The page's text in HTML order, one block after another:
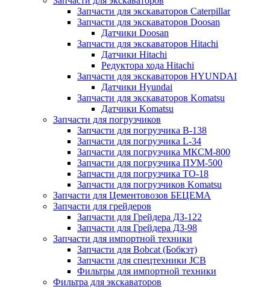
Запчасти для экскаваторов Caterpillar
Запчасти для экскаваторов Doosan
Датчики Doosan
Запчасти для экскаваторов Hitachi
Датчики Hitachi
Редуктора хода Hitachi
Запчасти для экскаваторов HYUNDAI
Датчики Hyundai
Запчасти для экскаваторов Komatsu
Датчики Komatsu
Запчасти для погрузчиков
Запчасти для погрузчика B-138
Запчасти для погрузчика L-34
Запчасти для погрузчика МКСМ-800
Запчасти для погрузчика ПУМ-500
Запчасти для погрузчика ТО-18
Запчасти для погрузчиков Komatsu
Запчасти для Цементовозов БЕЦЕМА
Запчасти для грейдеров
Запчасти для Грейдера ДЗ-122
Запчасти для Грейдера ДЗ-98
Запчасти для импортной техники
Запчасти для Bobcat (Бобкэт)
Запчасти для спецтехники JCB
Фильтры для импортной техники
Фильтра для экскаваторов